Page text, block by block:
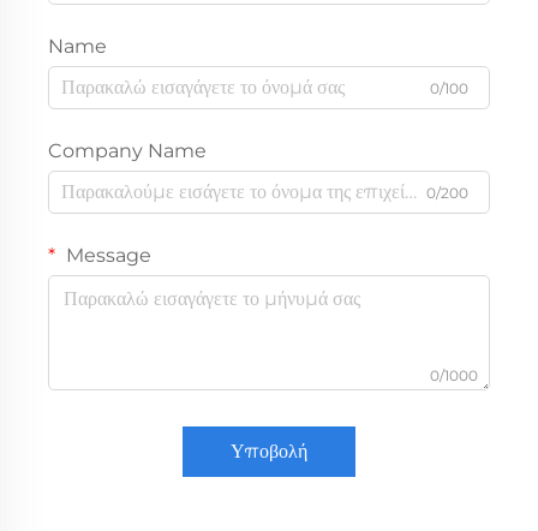
Name
0/100
Company Name
0/200
Message
0/1000
Υποβολή